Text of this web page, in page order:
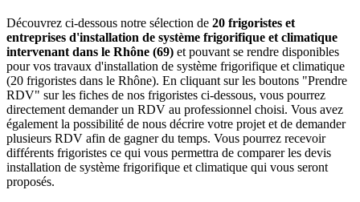
Découvrez ci-dessous notre sélection de 20 frigoristes et
entreprises d'installation de système frigorifique et climatique
intervenant dans le Rhône (69) et pouvant se rendre disponibles
pour vos travaux d'installation de système frigorifique et climatique
(20 frigoristes dans le Rhône). En cliquant sur les boutons "Prendre
RDV" sur les fiches de nos frigoristes ci-dessous, vous pourrez
directement demander un RDV au professionnel choisi. Vous avez
également la possibilité de nous décrire votre projet et de demander
plusieurs RDV afin de gagner du temps. Vous pourrez recevoir
différents frigoristes ce qui vous permettra de comparer les devis
installation de système frigorifique et climatique qui vous seront
proposés.